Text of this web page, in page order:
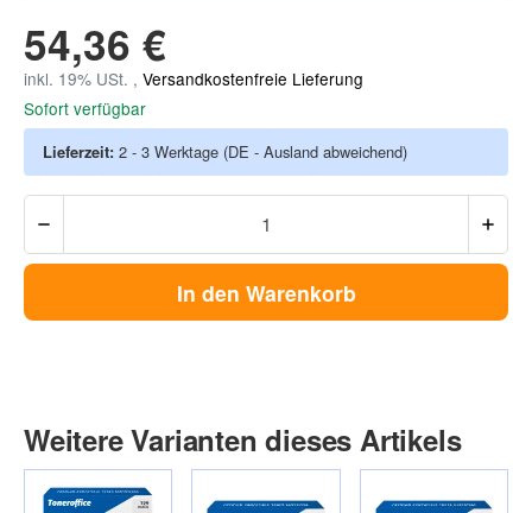
54,36 €
inkl. 19% USt. , Versandkostenfreie Lieferung
Sofort verfügbar
Lieferzeit: 2 - 3 Werktage (DE - Ausland abweichend)
In den Warenkorb
Weitere Varianten dieses Artikels